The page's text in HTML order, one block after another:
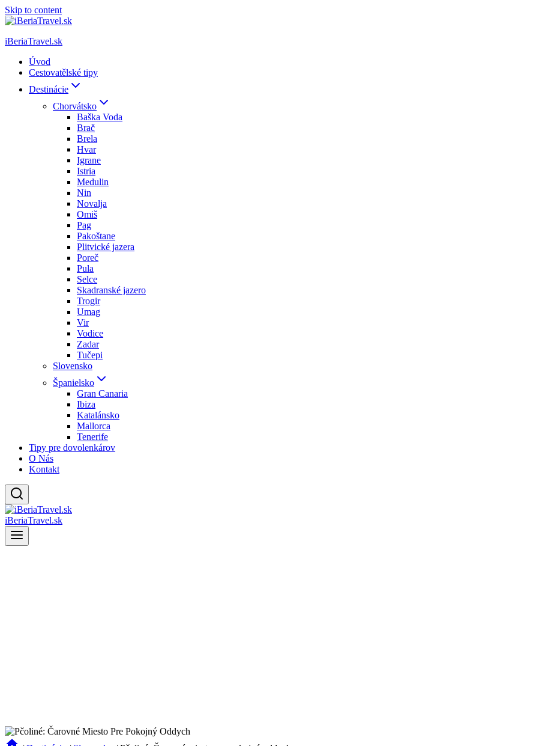
Skip to content
iBeriaTravel.sk
Úvod
Cestovatělské tipy
Destinácie
Chorvátsko
Baška Voda
Brač
Brela
Hvar
Igrane
Istria
Medulin
Nin
Novalja
Omiš
Pag
Pakoštane
Plitvické jazera
Poreč
Pula
Selce
Skadranské jazero
Trogir
Umag
Vir
Vodice
Zadar
Tučepi
Slovensko
Španielsko
Gran Canaria
Ibiza
Katalánsko
Mallorca
Tenerife
Tipy pre dovolenkárov
O Nás
Kontakt
iBeriaTravel.sk